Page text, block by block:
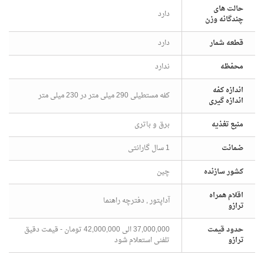
حالت های
چندگانه وزن
دارد
قطعه شمار
دارد
محفظه
ندارد
اندازه کفه
اندازه گیری
کفه مستطیلی 290 میلی متر در 230 میلی متر
منبع تغذیه
برق و باتری
ضمانت
1 سال گارانتی
کشور سازنده
چین
اقلام همراه
ترازو
آداپتور , دفترچه راهنما
حدود قیمت
ترازو
37,000,000 الی 42,000,000 تومان - قیمت دقیق
تلفنی استعلام شود